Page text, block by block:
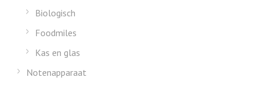
Biologisch
Foodmiles
Kas en glas
Notenapparaat